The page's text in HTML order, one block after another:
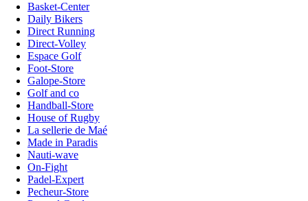
Basket-Center
Daily Bikers
Direct Running
Direct-Volley
Espace Golf
Foot-Store
Galope-Store
Golf and co
Handball-Store
House of Rugby
La sellerie de Maé
Made in Paradis
Nauti-wave
On-Fight
Padel-Expert
Pecheur-Store